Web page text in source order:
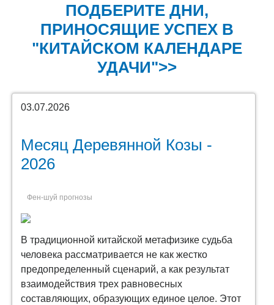
ПОДБЕРИТЕ ДНИ,
ПРИНОСЯЩИЕ УСПЕХ В
"КИТАЙСКОМ КАЛЕНДАРЕ
УДАЧИ">>
03.07.2026
Месяц Деревянной Козы -
2026
Фен-шуй прогнозы
В традиционной китайской метафизике судьба
человека рассматривается не как жестко
предопределенный сценарий, а как результат
взаимодействия трех равновесных
составляющих, образующих единое целое. Этот